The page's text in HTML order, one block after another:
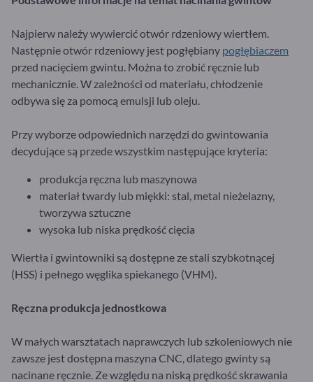
Najpierw należy wywiercić otwór rdzeniowy wiertłem.
Następnie otwór rdzeniowy jest pogłębiany pogłębiaczem
przed nacięciem gwintu. Można to zrobić ręcznie lub
mechanicznie. W zależności od materiału, chłodzenie
odbywa się za pomocą emulsji lub oleju.
Przy wyborze odpowiednich narzędzi do gwintowania
decydujące są przede wszystkim następujące kryteria:
produkcja ręczna lub maszynowa
materiał twardy lub miękki: stal, metal nieżelazny,
tworzywa sztuczne
wysoka lub niska prędkość cięcia
Wiertła i gwintowniki są dostępne ze stali szybkotnącej
(HSS) i pełnego węglika spiekanego (VHM).
Ręczna produkcja jednostkowa
W małych warsztatach naprawczych lub szkoleniowych nie
zawsze jest dostępna maszyna CNC, dlatego gwinty są
nacinane ręcznie. Ze względu na niską prędkość skrawania